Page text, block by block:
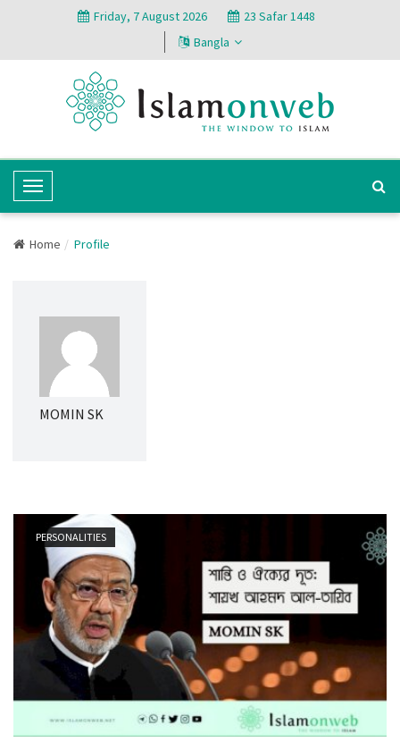
Friday, 7 August 2026
23 Safar 1448
Bangla
T
o
g
N
n
Home Profile
MOMIN SK
PERSONALITIES